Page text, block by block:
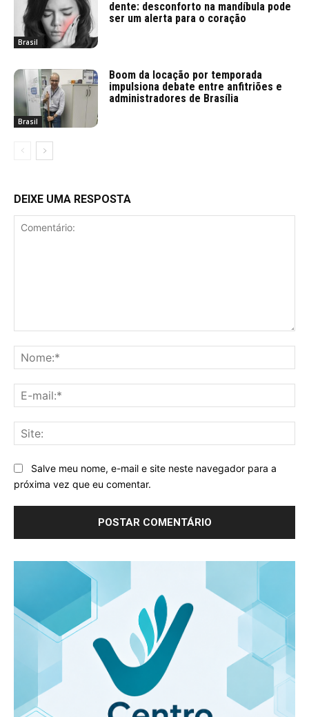
Brasil
dente: desconforto na mandíbula pode
ser um alerta para o coração
Brasil
Boom da locação por temporada
impulsiona debate entre anfitriões e
administradores de Brasília
DEIXE UMA RESPOSTA
Salve meu nome, e-mail e site neste navegador para a
próxima vez que eu comentar.